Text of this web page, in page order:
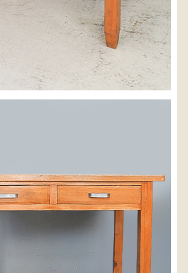
送料ランク